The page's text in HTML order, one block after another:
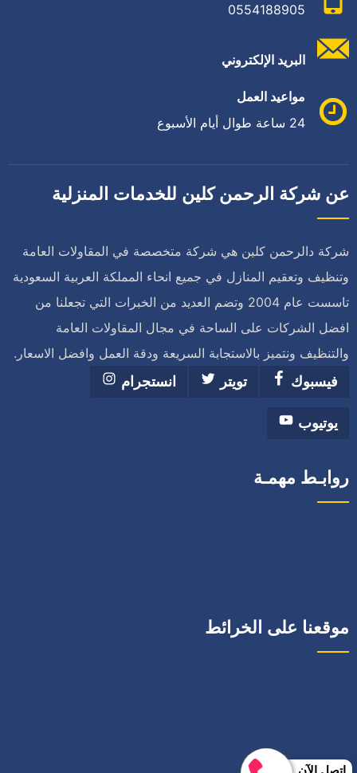
0554188905
البريد الإلكتروني
مواعيد العمل
24 ساعة طوال أيام الأسبوع
عن شركة الرحمن كلين للخدمات المنزلية
شركة دالرحمن كلين هي شركة متخصصة في المقاولات العامة
وتنظيف وتعقيم المنازل في جميع انحاء المملكة العربية السعودية
تاسست عام 2004 وتضم العديد من الخبرات التي تجعلنا من
افضل الشركات على الساحة في مجال المقاولات العامة
والتنظيف ونتميز بالاستجابة السريعة ودقة العمل وافضل الاسعار.
فيسبوك
تويتر انستجرام
يوتيوب
روابـط مهمـة
موقعنا على الخرائط